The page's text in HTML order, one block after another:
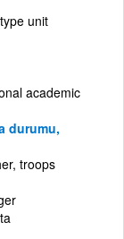
type unit
academic
durumu,
troops